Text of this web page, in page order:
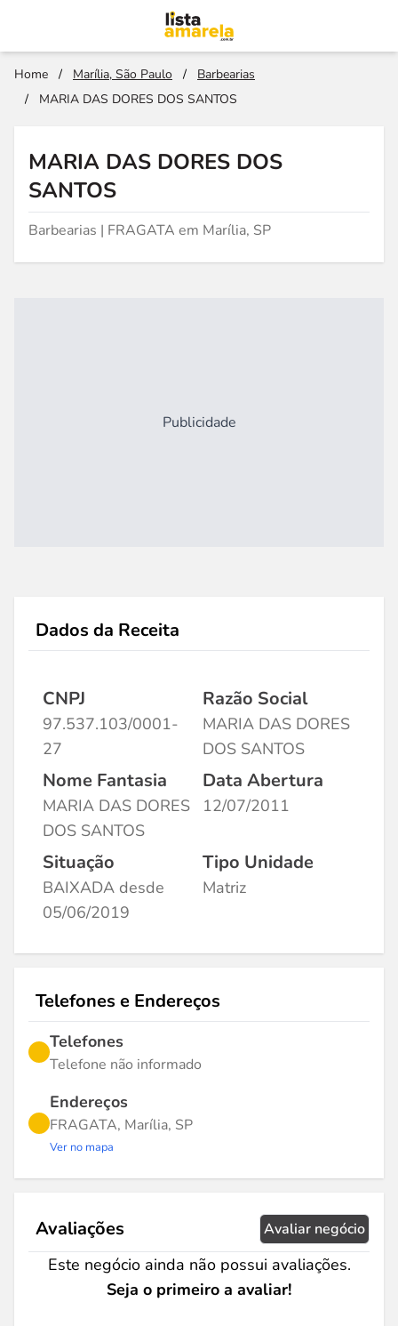
Home / Marília, São Paulo /
Barbearias
/
MARIA DAS DORES DOS SANTOS
MARIA DAS DORES DOS
SANTOS
Barbearias | FRAGATA em Marília, SP
Publicidade
Dados da Receita
CNPJ
97.537.103/0001-
27
Razão Social
MARIA DAS DORES
DOS SANTOS
Nome Fantasia
MARIA DAS DORES
DOS SANTOS
Data Abertura
12/07/2011
Situação
BAIXADA desde
05/06/2019
Tipo Unidade
Matriz
Telefones e Endereços
Telefones
Telefone não informado
Endereços
FRAGATA, Marília, SP
Ver no mapa
Avaliações Avaliar negócio
Este negócio ainda não possui avaliações.
Seja o primeiro a avaliar!